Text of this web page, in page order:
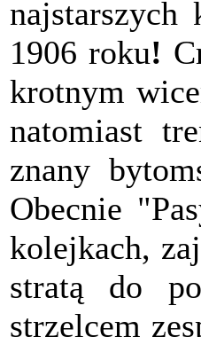
najstarszych
1906 roku!
krotnym
natomiast
znany
Obecnie
kolejkach,
stratą do
strzelcem